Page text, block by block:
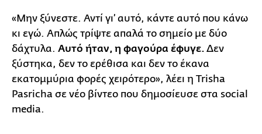
«Μην ξύνεστε. Αντί γι’ αυτό, κάντε αυτό που κάνω
κι εγώ. Απλώς τρίψτε απαλά το σημείο με δύο
δάχτυλα. Αυτό ήταν, η φαγούρα έφυγε. Δεν
ξύστηκα, δεν το ερέθισα και δεν το έκανα
εκατομμύρια φορές χειρότερο», λέει η Trisha
Pasricha σε νέο βίντεο που δημοσίευσε στα social
media.